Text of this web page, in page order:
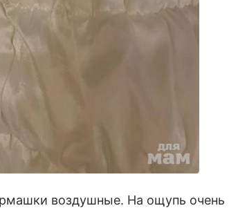
воздушные. На ощупь очень